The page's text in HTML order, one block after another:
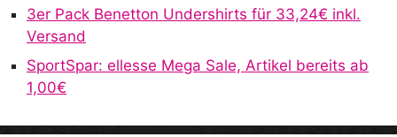
3er Pack Benetton Undershirts für 33,24€ inkl.
Versand
SportSpar: ellesse Mega Sale, Artikel bereits ab
1,00€